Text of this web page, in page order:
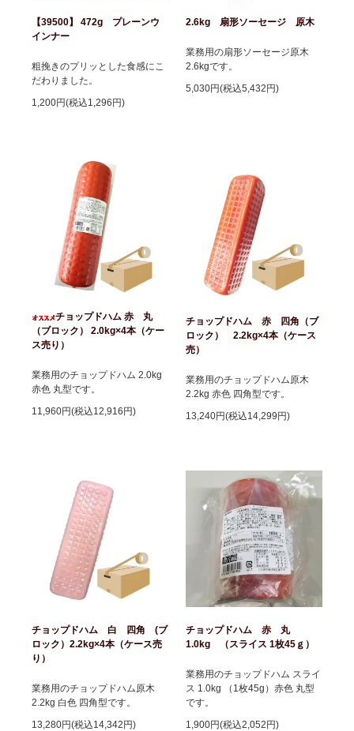
【39500】 472g プレーンウ
インナー
粗挽きのプリッとした食感にこ
だわりました。
1,200円(税込1,296円)
2.6kg 扇形ソーセージ 原木
業務用の扇形ソーセージ原木
2.6kgです。
5,030円(税込5,432円)
チョップドハム 赤 丸
（ブロック） 2.0kg×4本（ケー
ス売り）
業務用のチョップドハム 2.0kg
赤色 丸型です。
11,960円(税込12,916円)
チョップドハム 赤 四角（ブ
ロック） 2.2kg×4本（ケース
売）
業務用のチョップドハム原木
2.2kg 赤色 四角型です。
13,240円(税込14,299円)
チョップドハム 白 四角 (ブ
ロック）2.2kg×4本（ケース売
り）
業務用のチョップドハム原木
2.2kg 白色 四角型です。
13,280円(税込14,342円)
チョップドハム 赤 丸
1.0kg （スライス 1枚45ｇ）
業務用のチョップドハム スライ
ス 1.0kg （1枚45g）赤色 丸型
です。
1,900円(税込2,052円)